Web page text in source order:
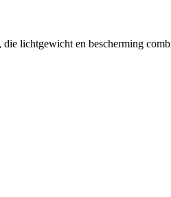
lichtgewicht en bescherming